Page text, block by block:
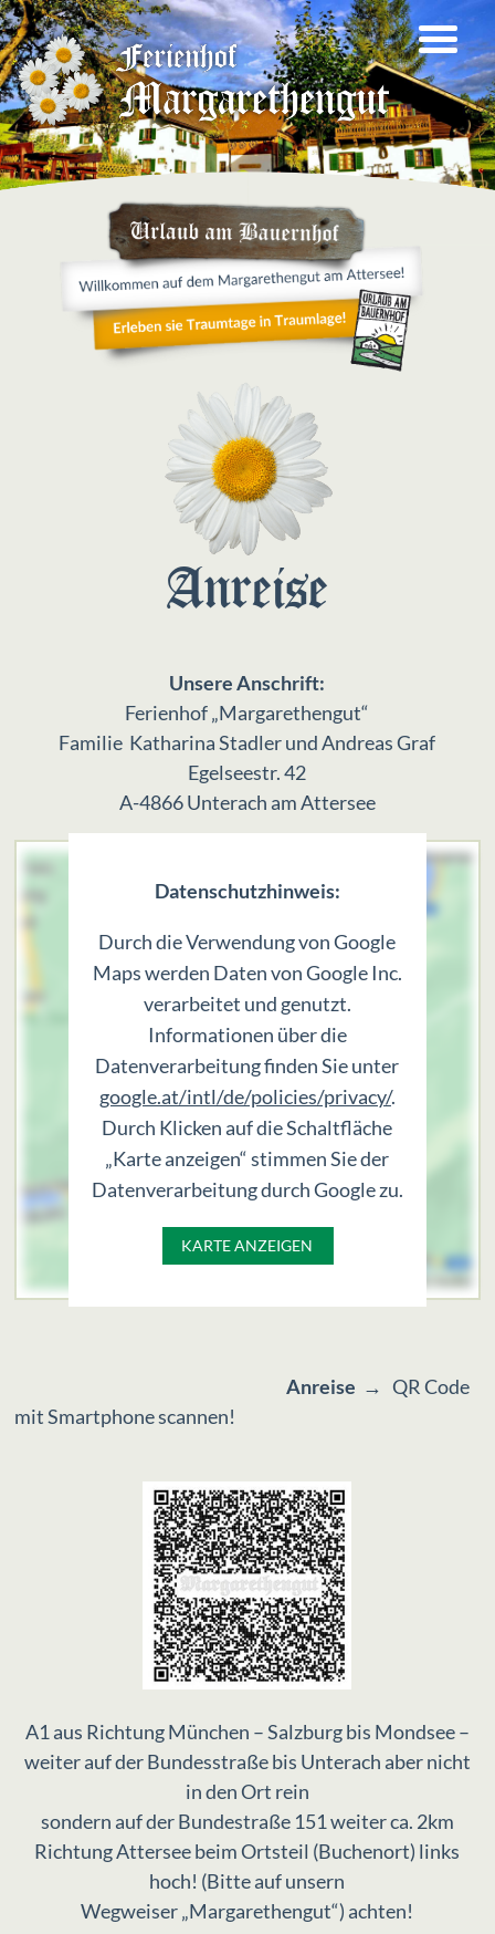
Anreise
Unsere Anschrift:
Ferienhof „Margarethengut“
Familie Katharina Stadler und Andreas Graf
Egelseestr. 42
A-4866 Unterach am Attersee
Datenschutzhinweis:
Durch die Verwendung von Google
Maps werden Daten von Google Inc.
verarbeitet und genutzt.
Informationen über die
Datenverarbeitung finden Sie unter
google.at/intl/de/policies/privacy/.
Durch Klicken auf die Schaltfläche
„Karte anzeigen“ stimmen Sie der
Datenverarbeitung durch Google zu.
KARTE ANZEIGEN
Anreise → QR Code
mit Smartphone scannen!
A1 aus Richtung München – Salzburg bis Mondsee –
weiter auf der Bundesstraße bis Unterach aber nicht
in den Ort rein
sondern auf der Bundestraße 151 weiter ca. 2km
Richtung Attersee beim Ortsteil (Buchenort) links
hoch! (Bitte auf unsern
Wegweiser „Margarethengut“) achten!